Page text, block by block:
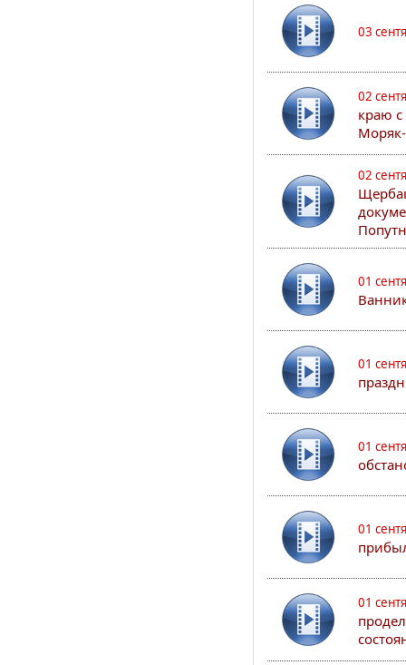
03
02
краю
02
01
01
01
01
01